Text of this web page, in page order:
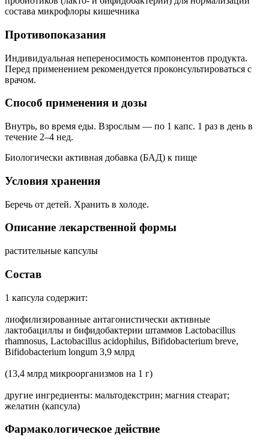
состава микрофлоры кишечника
Противопоказания
Индивидуальная непереносимость компонентов продукта.
Перед применением рекомендуется проконсультироваться с
врачом.
Способ применения и дозы
Внутрь, во время еды. Взрослым — по 1 капс. 1 раз в день в
течение 2–4 нед.
Биологически активная добавка (БАД) к пище
Условия хранения
Беречь от детей. Хранить в холоде.
Описание лекарственной формы
растительные капсулы
Состав
1 капсула содержит:
лиофилизированные антагонистически активные
лактобациллы и бифидобактерии штаммов Lactobacillus
rhamnosus, Lactobacillus acidophilus, Bifidobacterium breve,
Bifidobacterium longum 3,9 млрд
(13,4 млрд микроорганизмов на 1 г)
другие ингредиенты: мальтодекстрин; магния стеарат;
желатин (капсула)
Фармакологическое действие